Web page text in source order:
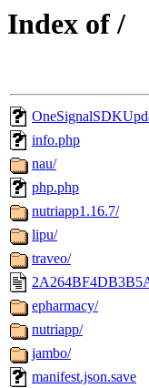
Index of /
info.php
nau/
php.php
nutriapp1.16.7/
lipu/
traveo/
epharmacy/
nutriapp/
jambo/
manifest.json.save